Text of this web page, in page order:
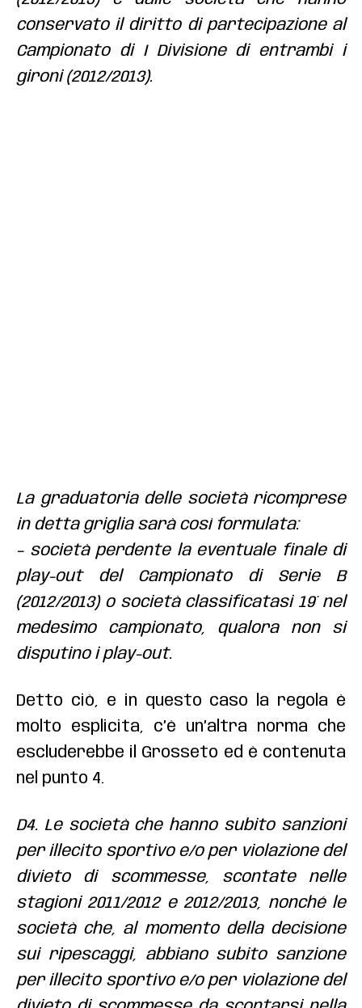
conservato il diritto di partecipazione al
Campionato di I Divisione di entrambi i
gironi (2012/2013).
La graduatoria delle società ricomprese
in detta griglia sarà così formulata:
– società perdente la eventuale finale di
play-out del Campionato di Serie B
(2012/2013) o società classificatasi 19° nel
medesimo campionato, qualora non si
disputino i play-out.
Detto ciò, e in questo caso la regola è
molto esplicita, c’è un’altra norma che
escluderebbe il Grosseto ed è contenuta
nel punto 4.
D4. Le società che hanno subito sanzioni
per illecito sportivo e/o per violazione del
divieto di scommesse, scontate nelle
stagioni 2011/2012 e 2012/2013, nonché le
società che, al momento della decisione
sui ripescaggi, abbiano subito sanzione
per illecito sportivo e/o per violazione del